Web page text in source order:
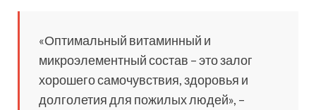
«Оптимальный витаминный и
микроэлементный состав – это залог
хорошего самочувствия, здоровья и
долголетия для пожилых людей», –